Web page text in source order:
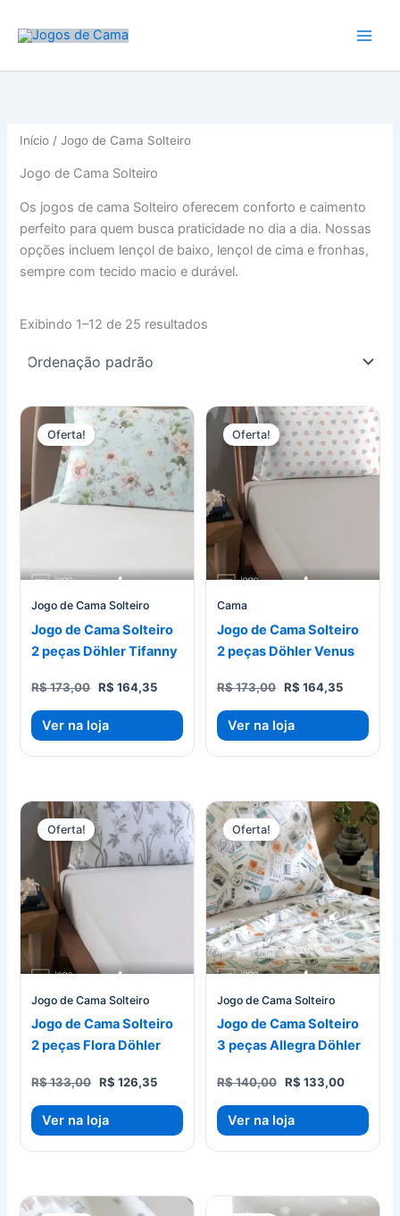
para
conteúdo
Início / Jogo de Cama Solteiro
Jogo de Cama Solteiro
Os jogos de cama Solteiro oferecem conforto e caimento
perfeito para quem busca praticidade no dia a dia. Nossas
opções incluem lençol de baixo, lençol de cima e fronhas,
sempre com tecido macio e durável.
Exibindo 1–12 de 25 resultados
Oferta!
Jogo de Cama Solteiro
Jogo de Cama Solteiro
2 peças Döhler Tifanny
R$173,00 O
era:
R$ 164,35O
atual
R$ 164,35.
Ver na loja
Oferta!
Cama
Jogo de Cama Solteiro
2 peças Döhler Venus
R$173,00 O
era:
R$ 164,35O
atual
R$
Ver na loja
Oferta!
Jogo de Cama Solteiro
Jogo de Cama Solteiro
2 peças Flora Döhler
R$133,00 O
era:
R$ 126,35O
atual
R$ 126,35.
Ver na loja
Oferta!
Jogo de Cama Solteiro
Jogo de Cama Solteiro
3 peças Allegra Döhler
R$140,00 O
era:
R$ 133,00O
atual
R$
Ver na loja